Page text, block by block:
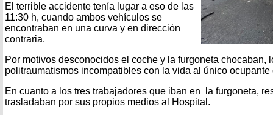
El terrible accidente tenía lugar a eso de las
11:30 h, cuando ambos vehículos se
encontraban en una curva y en dirección
contraria.
Por motivos desconocidos el coche y la furgoneta chocaban,
politraumatismos incompatibles con la vida al único ocupante
En cuanto a los tres trabajadores que iban en la furgoneta,
trasladaban por sus propios medios al Hospital.